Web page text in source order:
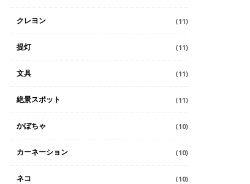
クレヨン (11)
提灯 (11)
文具 (11)
絶景スポット (11)
かぼちゃ (10)
カーネーション (10)
ネコ (10)